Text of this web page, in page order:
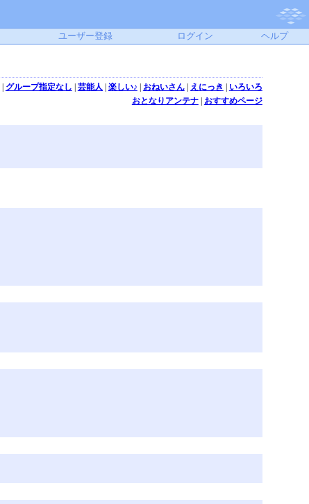
ユーザー登録 ログイン ヘルプ
グループ指定なし 芸能人 楽しい♪ おねいさん| えにっき
いろいろ
おとなりアンテナ| おすすめページ